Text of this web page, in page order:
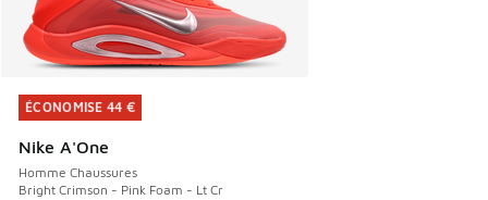
ÉCONOMISE 44 €
Nike A'One
Homme Chaussures
Bright Crimson - Pink Foam - Lt Cr
ÉCONOMISE 44 €